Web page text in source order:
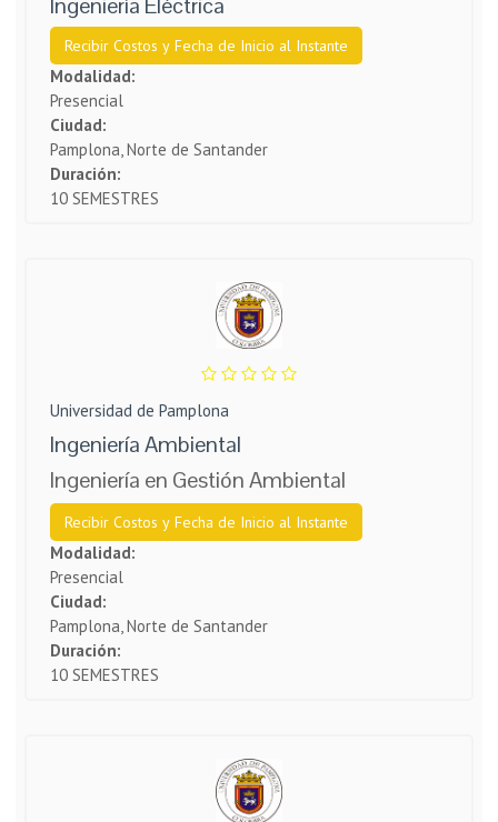
Recibir Costos y Fecha de Inicio al Instante
Modalidad:
Presencial
Ciudad:
Pamplona, Norte de Santander
Duración:
10 SEMESTRES
Universidad de Pamplona
Ingeniería Ambiental
Ingeniería en Gestión Ambiental
Recibir Costos y Fecha de Inicio al Instante
Modalidad:
Presencial
Ciudad:
Pamplona, Norte de Santander
Duración:
10 SEMESTRES